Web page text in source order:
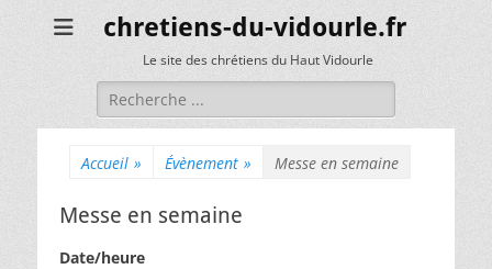
chretiens-du-vidourle.fr
Le site des chrétiens du Haut Vidourle
Rechercher :
Accueil » Évènement » Messe en semaine
Messe en semaine
Date/heure